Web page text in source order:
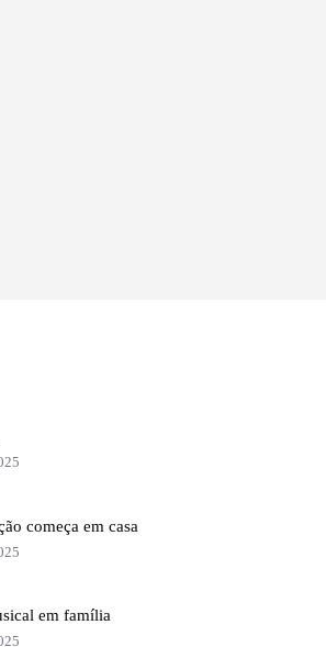
começa em casa
em família